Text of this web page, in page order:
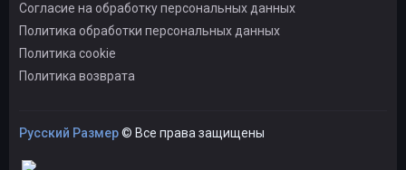
Согласие на обработку персональных данных
Политика обработки персональных данных
Политика cookie
Политика возврата
Русский Размер© Все права защищены